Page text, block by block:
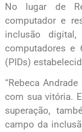
No lugar de
computador e
inclusão
computadores
(PIDs)
“Rebeca
com sua vitória.
superação,
campo da